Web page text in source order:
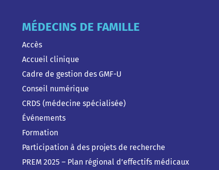
MÉDECINS DE FAMILLE
Accès
Accueil clinique
Cadre de gestion des GMF-U
Conseil numérique
CRDS (médecine spécialisée)
Événements
Formation
Participation à des projets de recherche
PREM 2025 – Plan régional d’effectifs médicaux